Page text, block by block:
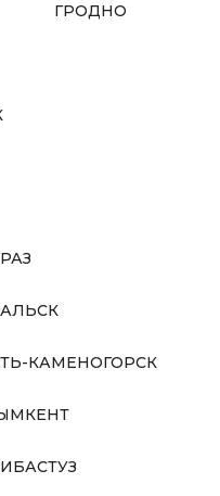
ГРОДНО
КАМЕНОГОРСК